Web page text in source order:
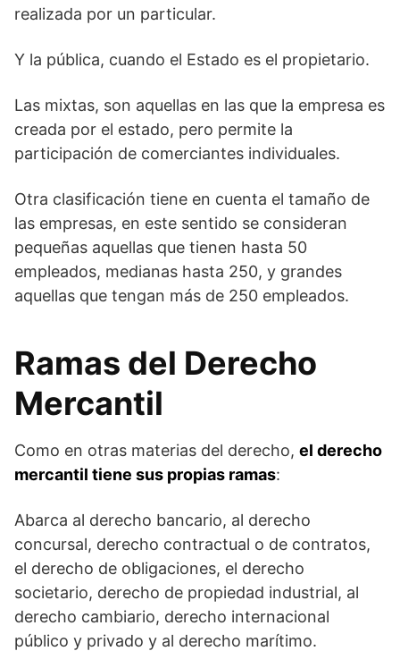
realizada por un particular.
Y la pública, cuando el Estado es el propietario.
Las mixtas, son aquellas en las que la empresa es
creada por el estado, pero permite la
participación de comerciantes individuales.
Otra clasificación tiene en cuenta el tamaño de
las empresas, en este sentido se consideran
pequeñas aquellas que tienen hasta 50
empleados, medianas hasta 250, y grandes
aquellas que tengan más de 250 empleados.
Ramas del Derecho
Mercantil
Como en otras materias del derecho, el derecho
mercantil tiene sus propias ramas:
Abarca al derecho bancario, al derecho
concursal, derecho contractual o de contratos,
el derecho de obligaciones, el derecho
societario, derecho de propiedad industrial, al
derecho cambiario, derecho internacional
público y privado y al derecho marítimo.